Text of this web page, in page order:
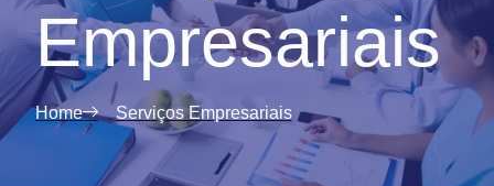
Empresariais
Home Serviços Empresariais